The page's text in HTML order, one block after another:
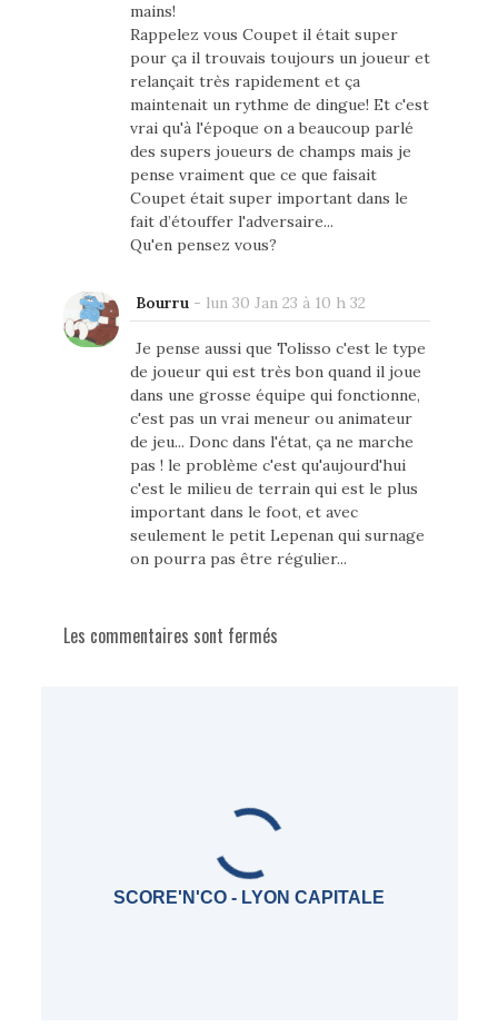
mains!
Rappelez vous Coupet il était super
pour ça il trouvais toujours un joueur et
relançait très rapidement et ça
maintenait un rythme de dingue! Et c'est
vrai qu'à l'époque on a beaucoup parlé
des supers joueurs de champs mais je
pense vraiment que ce que faisait
Coupet était super important dans le
fait d’étouffer l'adversaire...
Qu'en pensez vous?
Bourru- lun 30 Jan 23 à 10 h 32
Je pense aussi que Tolisso c'est le type
de joueur qui est très bon quand il joue
dans une grosse équipe qui fonctionne,
c'est pas un vrai meneur ou animateur
de jeu... Donc dans l'état, ça ne marche
pas ! le problème c'est qu'aujourd'hui
c'est le milieu de terrain qui est le plus
important dans le foot, et avec
seulement le petit Lepenan qui surnage
on pourra pas être régulier...
Les commentaires sont fermés
SCORE'N'CO - LYON CAPITALE